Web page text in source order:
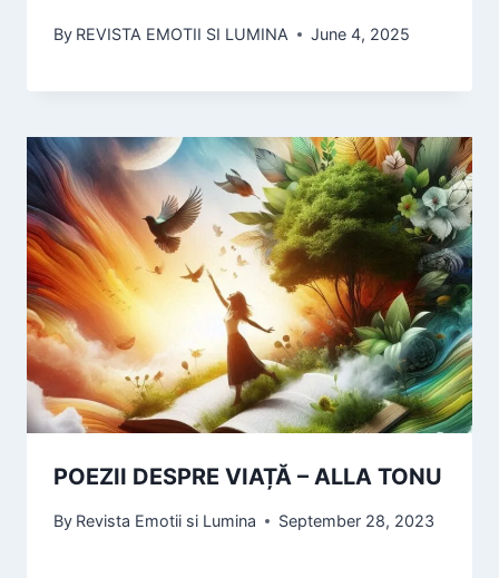
By REVISTA EMOTII SI LUMINA June 4, 2025
POEZII DESPRE VIAȚĂ – ALLA TONU
By Revista Emotii si Lumina September 28, 2023